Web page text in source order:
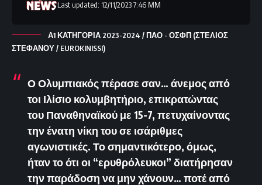
Last updated: 12/11/2023 7:46 ΜΜ
Α1 ΚΑΤΗΓΟΡΙΑ 2023-2024 / ΠΑΟ - ΟΣΦΠ (ΣΤΕΛΙΟΣ
ΣΤΕΦΑΝΟΥ / EUROKINISSI)
Ο Ολυμπιακός πέρασε σαν… άνεμος από
τοι Ιλίσιο κολυμβητήριο, επικρατώντας
του Παναθηναϊκού με 15-7, πετυχαίνοντας
την ένατη νίκη του σε ισάριθμες
αγωνιστικές. Το σημαντικότερο, όμως,
ήταν το ότι οι “ερυθρόλευκοι” διατήρησαν
την παράδοση να μην χάνουν… ποτέ από